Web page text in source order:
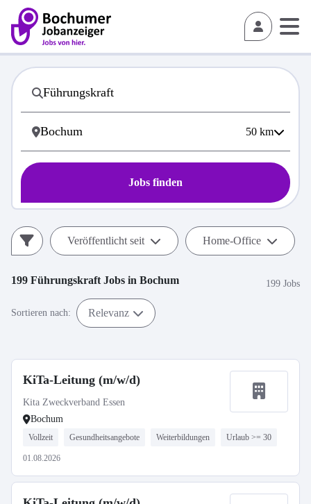
50 km
Jobs finden
Veröffentlicht seit Home-Office
199 Führungskraft Jobs in Bochum 199 Jobs
Sortieren nach: Relevanz
KiTa-Leitung (m/w/d)
Kita Zweckverband Essen
Bochum
Vollzeit Gesundheitsangebote Weiterbildungen Urlaub >= 30
01.08.2026